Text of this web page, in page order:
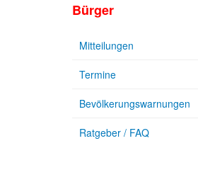
Bürger
Mitteilungen
Termine
Bevölkerungswarnungen
Ratgeber / FAQ